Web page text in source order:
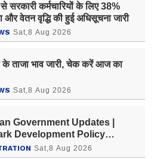
सरकारी कर्मचारियों के लिए 38%
और वेतन वृद्धि की हुई अधिसूचना जारी
Sat,8 Aug 2026
के ताजा भाव जारी, चेक करें आज का
Sat,8 Aug 2026
Government Updates |
Development Policy
Boosting Agro Industries
Sat,8 Aug 2026